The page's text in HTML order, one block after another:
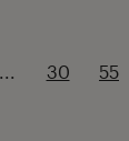
... 30 55